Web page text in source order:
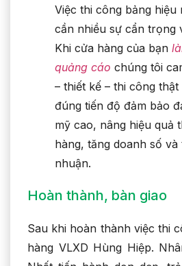
Việc thi công bảng hiệu
cần nhiều sự cẩn trọng
Khi cửa hàng của bạn
quảng cáo chúng tôi
– thiết kế – thi công
đúng tiến độ đảm bảo
mỹ cao, nâng hiệu quả
hàng, tăng doanh số
nhuận.
Hoàn thành, bàn giao
Sau khi hoàn thành việc thi
hàng VLXD Hùng Hiệp.